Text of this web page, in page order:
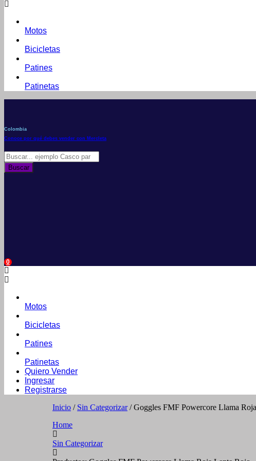
Motos
Bicicletas
Patines
Patinetas
Colombia
Conoce por qué debes vender con Mercleta
Búsqueda
de
productos
Buscar
0
Motos
Bicicletas
Patines
Patinetas
Quiero Vender
Ingresar
Registrarse
Inicio / Sin Categorizar/ Goggles FMF Powercore Llama
Home
Sin Categorizar